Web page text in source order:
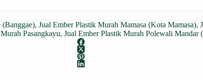
(Banggae), Jual Ember Plastik Murah Mamasa (Kota Mamasa),
Pasangkayu, Jual Ember Plastik Murah Polewali Mandar